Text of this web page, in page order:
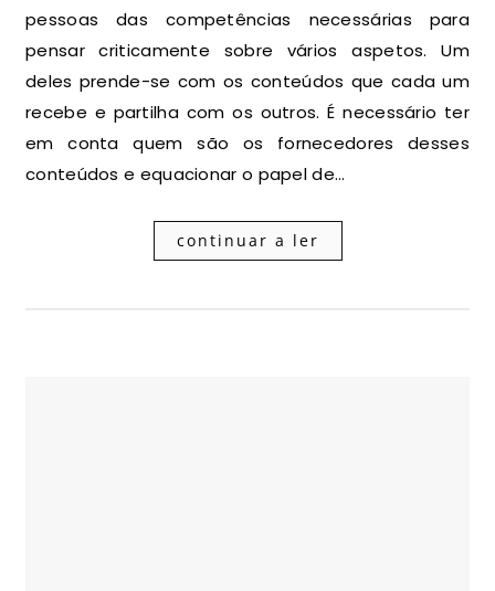
pessoas das competências necessárias para
pensar criticamente sobre vários aspetos. Um
deles prende-se com os conteúdos que cada um
recebe e partilha com os outros. É necessário ter
em conta quem são os fornecedores desses
conteúdos e equacionar o papel de…
continuar a ler